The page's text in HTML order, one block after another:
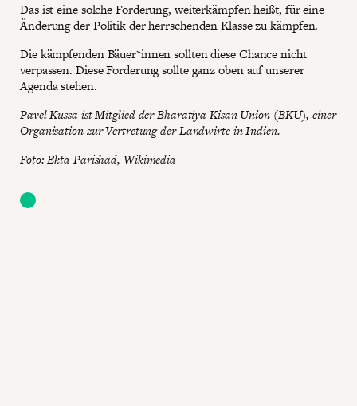
Das ist eine solche Forderung, weiterkämpfen heißt, für eine
Änderung der Politik der herrschenden Klasse zu kämpfen.
Die kämpfenden Bäuer*innen sollten diese Chance nicht
verpassen. Diese Forderung sollte ganz oben auf unserer
Agenda stehen.
Pavel Kussa ist Mitglied der Bharatiya Kisan Union (BKU), einer
Organisation zur Vertretung der Landwirte in Indien.
Foto:Ekta Parishad, Wikimedia